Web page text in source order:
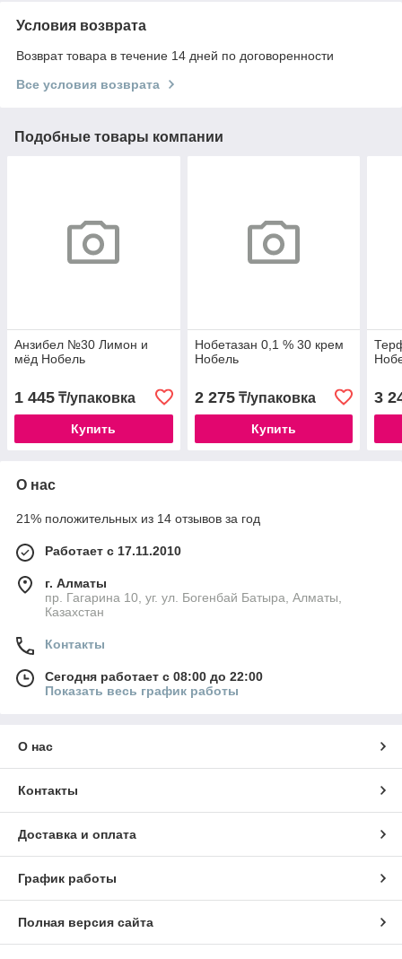
Условия возврата
Возврат товара в течение 14 дней по договоренности
Все условия возврата
Подобные товары компании
Анзибел №30 Лимон и
мёд Нобель
1 445 ₸/упаковка
Купить
Нобетазан 0,1 % 30 крем
Нобель
2 275₸/упаковка
Купить
3
О нас
21% положительных из 14 отзывов за год
Работает с 17.11.2010
г. Алматы
пр. Гагарина 10, уг. ул. Богенбай Батыра, Алматы,
Казахстан
Контакты
Сегодня работает с 08:00 до 22:00
Показать весь график работы
О нас
Контакты
Доставка и оплата
График работы
Полная версия сайта